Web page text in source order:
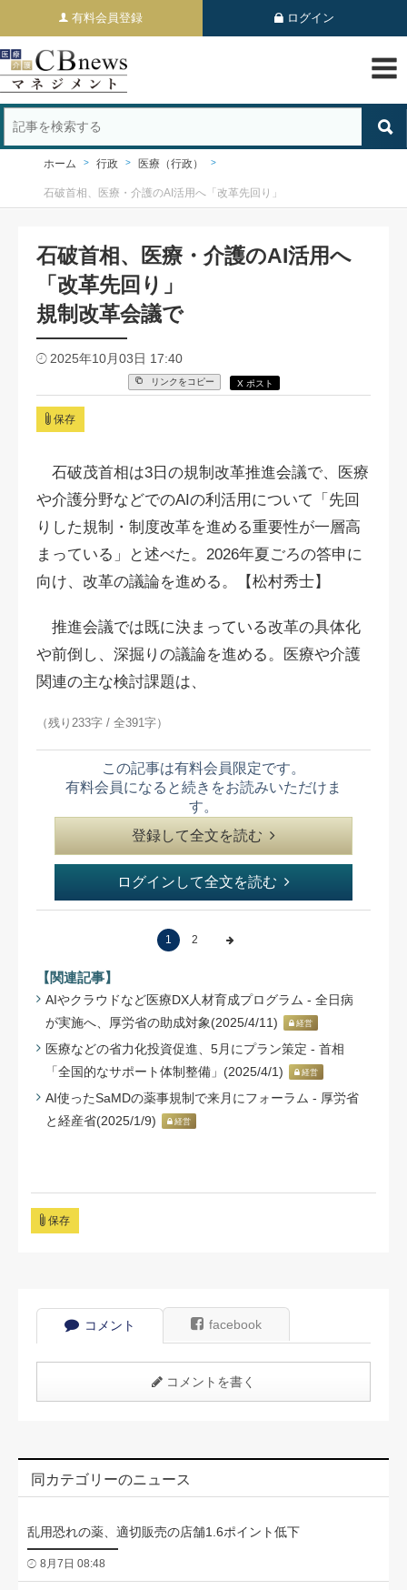
有料会員登録 ログイン
ホーム 行政 医療（行政）
石破首相、医療・介護のAI活用へ「改革先回り」
石破首相、医療・介護のAI活用へ
「改革先回り」
規制改革会議で
2025年10月03日 17:40
リンクをコピー X ポスト
保存
石破茂首相は3日の規制改革推進会議で、医療
や介護分野などでのAIの利活用について「先回
りした規制・制度改革を進める重要性が一層高
まっている」と述べた。2026年夏ごろの答申に
向け、改革の議論を進める。【松村秀士】
推進会議では既に決まっている改革の具体化
や前倒し、深掘りの議論を進める。医療や介護
関連の主な検討課題は、
（残り233字 / 全391字）
この記事は有料会員限定です。
有料会員になると続きをお読みいただけま
す。
登録して全文を読む
ログインして全文を読む
1 2
【関連記事】
AIやクラウドなど医療DX人材育成プログラム - 全日病
が実施へ、厚労省の助成対象(2025/4/11)
経営
医療などの省力化投資促進、5月にプラン策定 - 首相
「全国的なサポート体制整備」(2025/4/1)
経営
AI使ったSaMDの薬事規制で来月にフォーラム - 厚労省
と経産省(2025/1/9)
経営
保存
コメント facebook
コメントを書く
同カテゴリーのニュース
乱用恐れの薬、適切販売の店舗1.6ポイント低下
8月7日 08:48